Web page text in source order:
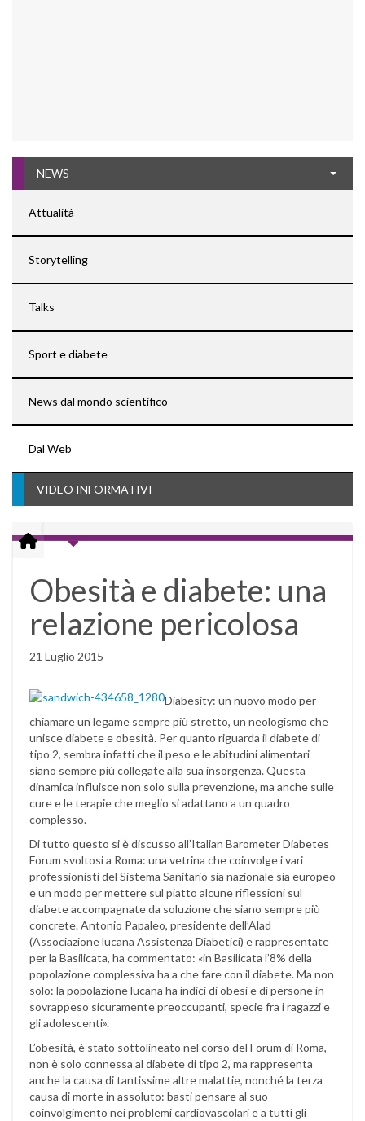
NEWS
Attualità
Storytelling
Talks
Sport e diabete
News dal mondo scientifico
Dal Web
VIDEO INFORMATIVI
Obesità e diabete: una
relazione pericolosa
21 Luglio 2015
Diabesity: un nuovo modo per
chiamare un legame sempre più stretto, un neologismo che
unisce diabete e obesità. Per quanto riguarda il diabete di
tipo 2, sembra infatti che il peso e le abitudini alimentari
siano sempre più collegate alla sua insorgenza. Questa
dinamica influisce non solo sulla prevenzione, ma anche sulle
cure e le terapie che meglio si adattano a un quadro
complesso.
Di tutto questo si è discusso all’Italian Barometer Diabetes
Forum svoltosi a Roma: una vetrina che coinvolge i vari
professionisti del Sistema Sanitario sia nazionale sia europeo
e un modo per mettere sul piatto alcune riflessioni sul
diabete accompagnate da soluzione che siano sempre più
concrete. Antonio Papaleo, presidente dell’Alad
(Associazione lucana Assistenza Diabetici) e rappresentate
per la Basilicata, ha commentato: «in Basilicata l’8% della
popolazione complessiva ha a che fare con il diabete. Ma non
solo: la popolazione lucana ha indici di obesi e di persone in
sovrappeso sicuramente preoccupanti, specie fra i ragazzi e
gli adolescenti».
L’obesità, è stato sottolineato nel corso del Forum di Roma,
non è solo connessa al diabete di tipo 2, ma rappresenta
anche la causa di tantissime altre malattie, nonché la terza
causa di morte in assoluto: basti pensare al suo
coinvolgimento nei problemi cardiovascolari e a tutti gli